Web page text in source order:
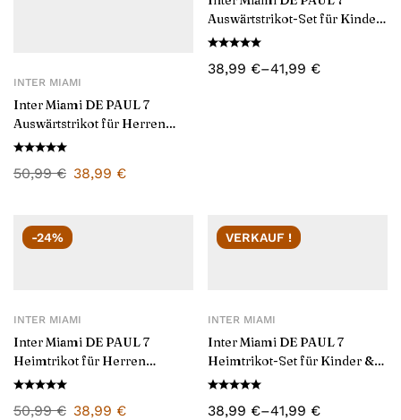
INTER MIAMI
Inter Miami DE PAUL 7
Auswärtstrikot für Herren
2025/26
50,99€ 38,99 €
Auswärtstrikot-Set für Kinder
& Herren 2025/26
38,99 €–41,99 €
-24%
INTER MIAMI
Inter Miami DE PAUL 7
Heimtrikot für Herren
2025/26
50,99€ 38,99 €
VERKAUF !
INTER MIAMI
Inter Miami DE PAUL 7
Heimtrikot-Set für Kinder &
Herren 2025/26
38,99 €–41,99 €